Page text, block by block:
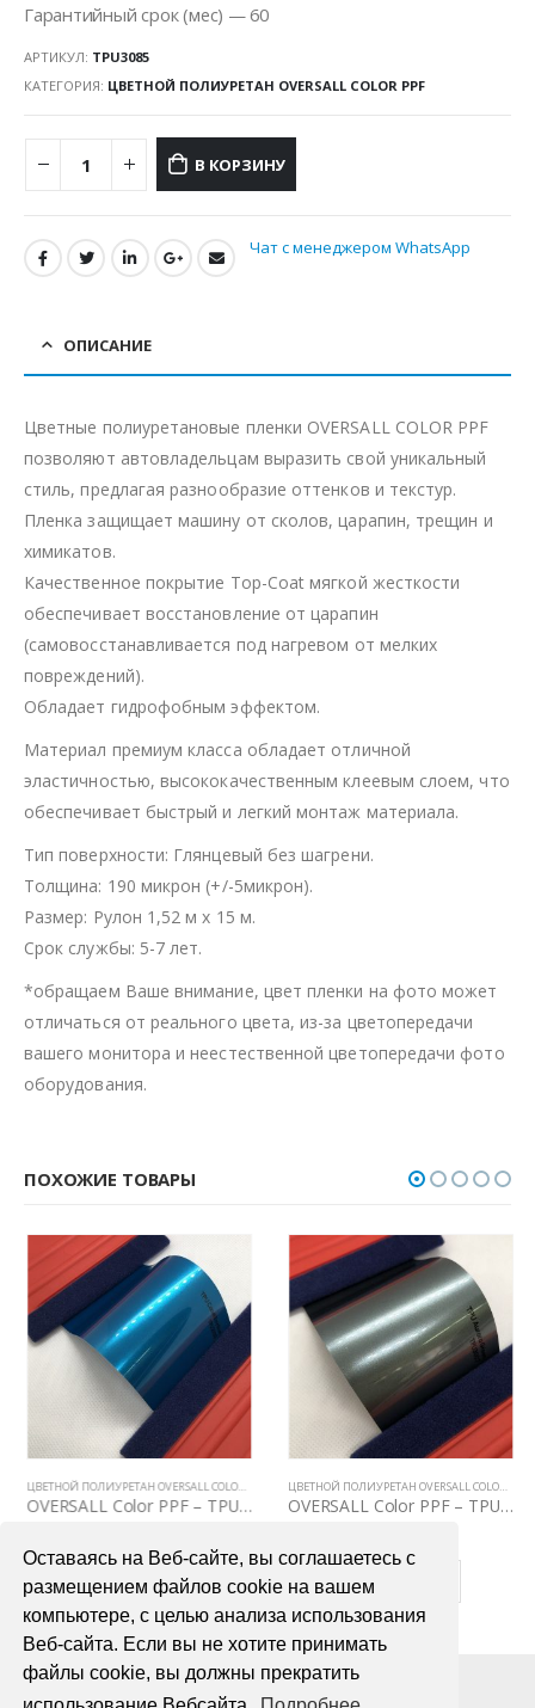
Оставаясь на Веб-сайте, вы соглашаетесь с
размещением файлов cookie на вашем
компьютере, с целью анализа использования
Веб-сайта. Если вы не хотите принимать
файлы cookie, вы должны прекратить
Гарантийный срок (мес) — 60
АРТИКУЛ: TPU3085
КАТЕГОРИЯ: ЦВЕТНОЙ ПОЛИУРЕТАН OVERSALL COLOR PPF
В КОРЗИНУ
Чат с менеджером WhatsApp
ОПИСАНИЕ
Цветные полиуретановые пленки OVERSALL COLOR PPF
позволяют автовладельцам выразить свой уникальный
стиль, предлагая разнообразие оттенков и текстур.
Пленка защищает машину от сколов, царапин, трещин и
химикатов.
Качественное покрытие Top-Coat мягкой жесткости
обеспечивает восстановление от царапин
(самовосстанавливается под нагревом от мелких
повреждений).
Обладает гидрофобным эффектом.
Материал премиум класса обладает отличной
эластичностью, высококачественным клеевым слоем, что
обеспечивает быстрый и легкий монтаж материала.
Тип поверхности: Глянцевый без шагрени.
Толщина: 190 микрон (+/-5микрон).
Размер: Рулон 1,52 м х 15 м.
Срок службы: 5-7 лет.
*обращаем Ваше внимание, цвет пленки на фото может
отличаться от реального цвета, из-за цветопередачи
вашего монитора и неестественной цветопередачи фото
оборудования.
ПОХОЖИЕ ТОВАРЫ
ЦВЕТНОЙ ПОЛИУРЕТАН OVERSALL COLOR PPF
OVERSALL Color PPF – TPU2038 Canel Bay Blue
В КОРЗИНУ
ЦВЕТНОЙ ПОЛИУРЕТАН OVERSALL COLOR PPF
OVERSALL Color PPF – TPU3007 Aurora Green
В КОРЗИНУ